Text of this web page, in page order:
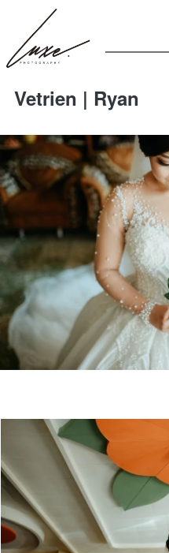
Vetrien | Ryan